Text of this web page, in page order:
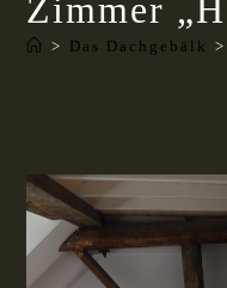
Zimmer
> Das Dachgebälk >